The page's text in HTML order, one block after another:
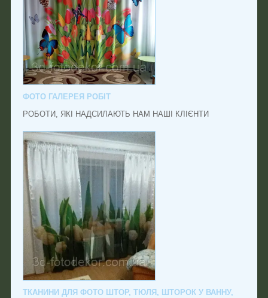
ФОТО ГАЛЕРЕЯ РОБІТ
РОБОТИ, ЯКІ НАДСИЛАЮТЬ НАМ НАШІ КЛІЄНТИ
ТКАНИНИ ДЛЯ ФОТО ШТОР, ТЮЛЯ, ШТОРОК У ВАННУ,